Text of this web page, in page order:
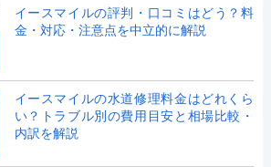
イースマイルの評判・口コミはどう？料
金・対応・注意点を中立的に解説
イースマイルの水道修理料金はどれくら
い？トラブル別の費用目安と相場比較・
内訳を解説